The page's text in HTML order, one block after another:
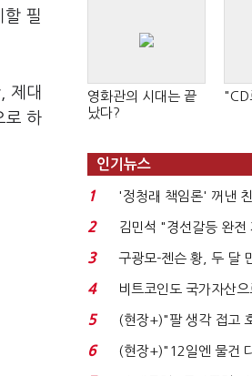
할 필
제대
로 하
영화관의 시대는 끝
났다?
"CD
인기뉴스
1
'정청래 책임론' 꺼낸
는 추가투표 때리기...
2
김민석 "경선갈등 완
청래 "반명 공세 사...
3
구광모-젠슨 황, 두 달
로봇·AI 등 논...
4
비트코인도 국가자산
처분' 기준은 ...
5
(현장+)"팔 생각 접고
요"…'덜 똘똘한 한 채'
6
(현장+)"12일엔 물건